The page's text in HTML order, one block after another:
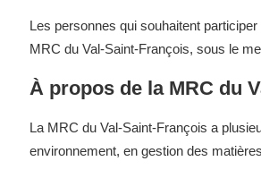
Les personnes qui souhaitent
MRC du Val-Saint-François, sous le
À propos de la MRC du
La MRC du Val-Saint-François a
environnement, en gestion des